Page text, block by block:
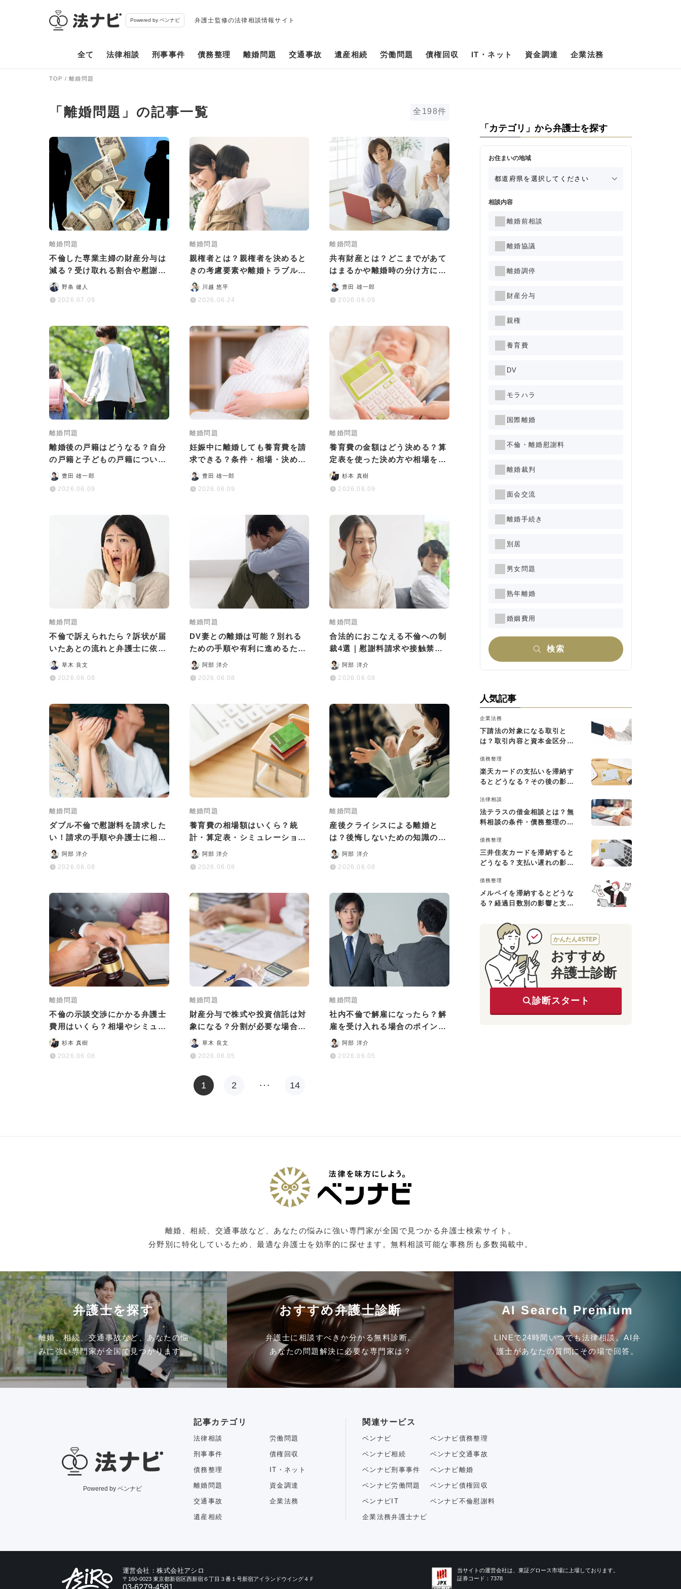
Powered by ベンナビ 弁護士監修の法律相談情報サイト
全て 法律相談 刑事事件 債務整理 離婚問題 交通事故 遺産相続 労働問題 債権回収 IT・ネット 資金調達 企業法務
TOP 離婚問題
「離婚問題」の記事一覧 全198件
離婚問題
不倫した専業主婦の財産分与は
減る？受け取れる割合や慰謝料
との違いを解説
野条 健人
2026.07.09
離婚問題
親権者とは？親権者を決めると
きの考慮要素や離婚トラブルを
相談できる専門窓口も紹介
川越 悠平
2026.06.24
離婚問題
共有財産とは？どこまでがあて
はまるかや離婚時の分け方につ
いても解説
豊田 雄一郎
2026.06.09
離婚問題
離婚後の戸籍はどうなる？自分
の戸籍と子どもの戸籍について
わかりやすく解説
豊田 雄一郎
2026.06.09
離婚問題
妊娠中に離婚しても養育費を請
求できる？条件・相場・決め方
までわかりやすく解説
豊田 雄一郎
2026.06.09
離婚問題
養育費の金額はどう決める？算
定表を使った決め方や相場を徹
底解説杉本 真樹
2026.06.09
離婚問題
不倫で訴えられたら？訴状が届
いたあとの流れと弁護士に依頼
するメリットについて解説
草木 良文
2026.06.08
離婚問題
DV妻との離婚は可能？別れる
ための手順や有利に進めるため
のポイントなどを解説
阿部 洋介
2026.06.08
離婚問題
合法的におこなえる不倫への制
裁4選｜慰謝料請求や接触禁止
などについて詳しく解説
阿部 洋介
2026.06.08
離婚問題
ダブル不倫で慰謝料を請求した
い！請求の手順や弁護士に相談
するメリットなどを解説
阿部 洋介
2026.06.08
離婚問題
養育費の相場額はいくら？統
計・算定表・シミュレーション
で調べる方法を徹底解説
阿部 洋介
2026.06.08
離婚問題
産後クライシスによる離婚と
は？後悔しないための知識の相
談窓口も解説
阿部 洋介
2026.06.08
離婚問題
不倫の示談交渉にかかる弁護士
費用はいくら？相場やシミュレ
ーションを紹介
杉本 真樹
2026.06.08
離婚問題
財産分与で株式や投資信託は対
象になる？分割が必要な場合の
手続きについて解説
草木 良文
2026.06.05
離婚問題
社内不倫で解雇になったら？解
雇を受け入れる場合のポイント
やおすすめの相談窓口など
阿部 洋介
2026.06.05
1 2 … 14
「カテゴリ」から弁護士を探す
お住まいの地域
相談内容
離婚前相談
離婚協議
離婚調停
財産分与
親権
養育費
DV
モラハラ
国際離婚
不倫・離婚慰謝料
離婚裁判
面会交流
離婚手続き
別居
男女問題
熟年離婚
婚姻費用
検索
人気記事
企業法務
下請法の対象になる取引と
は？取引内容と資本金区分に
債務整理
楽天カードの支払いを滞納す
るとどうなる？その後の影響
法律相談
法テラスの借金相談とは？無
料相談の条件・債務整理の費
債務整理
三井住友カードを滞納すると
どうなる？支払い遅れの影響
債務整理
メルペイを滞納するとどうな
る？経過日数別の影響と支払
かんたん4STEP
おすすめ
弁護士診断
診断スタート
離婚、相続、交通事故など、あなたの悩みに強い専門家が全国で見つかる弁護士検索サイト。
分野別に特化しているため、最適な弁護士を効率的に探せます。無料相談可能な事務所も多数掲載中。
弁護士を探す
離婚、相続、交通事故など、あなたの悩
みに強い専門家が全国で見つかります。
おすすめ弁護士診断
弁護士に相談すべきか分かる無料診断。
あなたの問題解決に必要な専門家は？
AI Search Premium
LINEで24時間いつでも法律相談。AI弁
護士があなたの質問にその場で回答。
Powered by ベンナビ
記事カテゴリ
法律相談 労働問題
刑事事件 債権回収
債務整理 IT・ネット
離婚問題 資金調達
交通事故 企業法務
遺産相続
関連サービス
ベンナビ ベンナビ債務整理
ベンナビ相続 ベンナビ交通事故
ベンナビ刑事事件 ベンナビ離婚
ベンナビ労働問題 ベンナビ債権回収
ベンナビIT ベンナビ不倫慰謝料
企業法務弁護士ナビ
運営会社：株式会社アシロ
〒160-0023 東京都新宿区西新宿６丁目３番１号新宿アイランドウイング４Ｆ
03-6279-4581
当サイトの運営会社は、東証グロース市場に上場しております。
証券コード：7378